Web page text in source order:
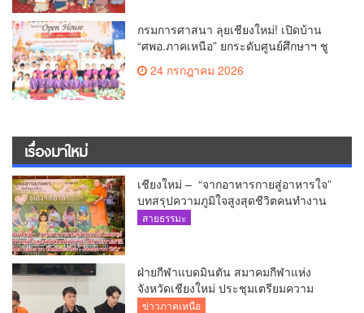
กรมการศาสนา ลุยเชียงใหม่! เปิดบ้าน
“ศพอ.ภาคเหนือ” ยกระดับศูนย์ศึกษาฯ ชู
เวทีบรรยายธรรมสร้างทุนชีวิตเยาวชน
24 กรกฎาคม 2026
เรื่องมาใหม่
เชียงใหม่ – “จากอาหารกายสู่อาหารใจ”
บทสรุปความภูมิใจสูงสุดชีวิตคนทำงาน
ได้ถวายรายงาน “โคก หนอง นา วัดสันมะ
สายธรรมะ
ฝ่ายกีฬาแบดมินตัน สมาคมกีฬาแห่ง
จังหวัดเชียงใหม่ ประชุมเตรียมความ
พร้อมคัดเลือกนักกีฬาเยาวชน ยุวชน และ
ข่าวภาคเหนือ